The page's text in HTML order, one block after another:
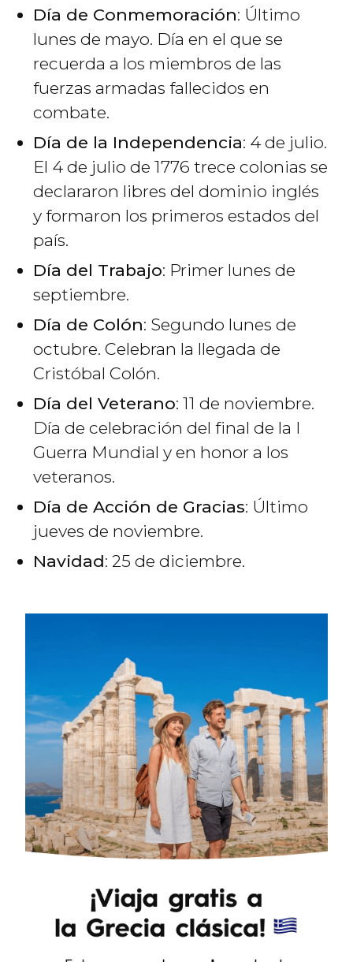
Día de Conmemoración: Último
lunes de mayo. Día en el que se
recuerda a los miembros de las
fuerzas armadas fallecidos en
combate.
Día de la Independencia: 4 de julio.
El 4 de julio de 1776 trece colonias se
declararon libres del dominio inglés
y formaron los primeros estados del
país.
Día del Trabajo: Primer lunes de
septiembre.
Día de Colón: Segundo lunes de
octubre. Celebran la llegada de
Cristóbal Colón.
Día del Veterano: 11 de noviembre.
Día de celebración del final de la I
Guerra Mundial y en honor a los
veteranos.
Día de Acción de Gracias: Último
jueves de noviembre.
Navidad: 25 de diciembre.